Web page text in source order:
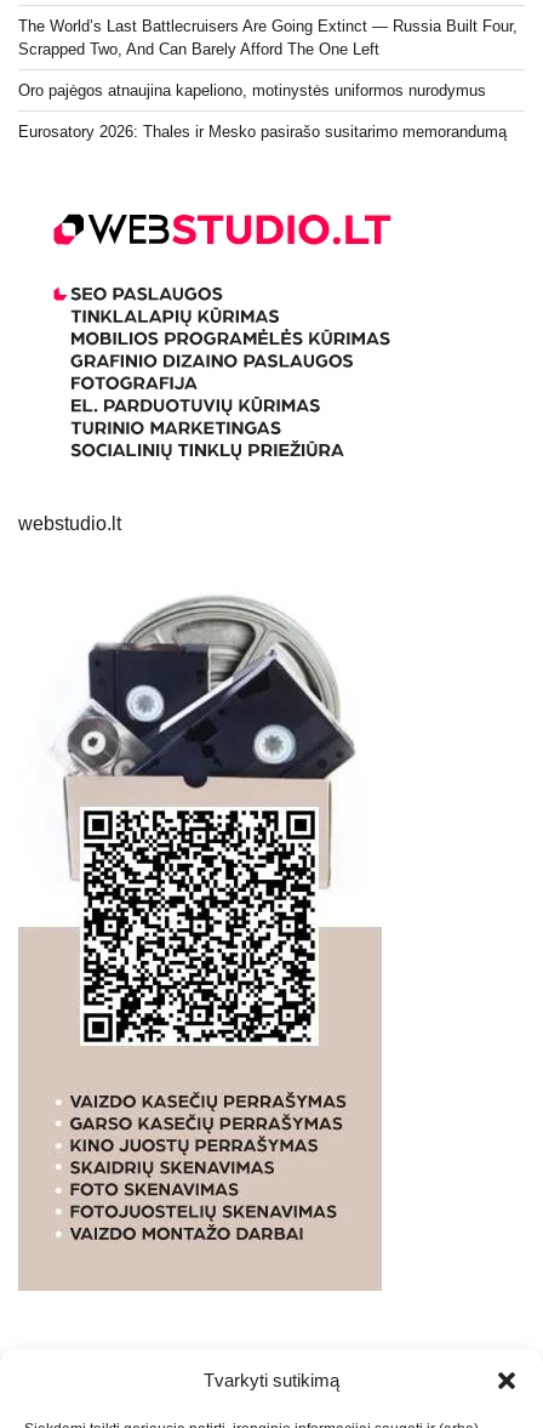
Tvarkyti sutikimą
The World’s Last Battlecruisers Are Going Extinct — Russia Built Four,
Scrapped Two, And Can Barely Afford The One Left
Oro pajėgos atnaujina kapeliono, motinystės uniformos nurodymus
Eurosatory 2026: Thales ir Mesko pasirašo susitarimo memorandumą
webstudio.lt